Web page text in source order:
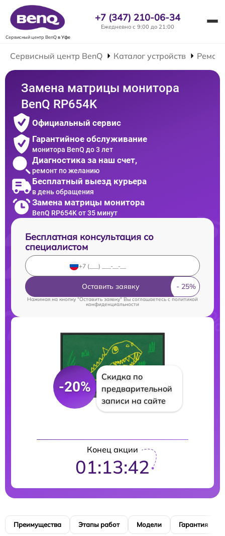
Сервисный центр BenQв Уфе
+7 (347) 210-06-34
Ежедневно с 9:00 до 21:00
Сервисный центр BenQ Каталог устройств
Замена матрицы монитора
BenQ RP654K
Официальный сервис
Гарантийное обслуживание
монитора BenQ до 3 лет
Диагностика за наш счет,
ремонт по желанию
Бесплатный выезд курьера
в день обращения
Замена матрицы монитора
BenQ RP654K от 35 минут
Бесплатная консультация со
специалистом
Оставить заявку
Нажимая на кнопку "Оставить заявку" Вы соглашаетесь cполитикой
конфиденциальности
-20%
Скидка по
предварительной
записи на сайте
Конец акции
01:13:41
Преимущества Этапы работ Модели Гарантия